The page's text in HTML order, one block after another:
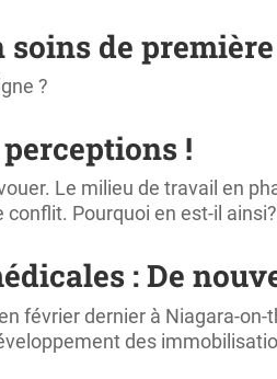
de
?
!
Le milieu de travail en
Pourquoi en est-il ainsi?
: De
février dernier à Niagara-
des